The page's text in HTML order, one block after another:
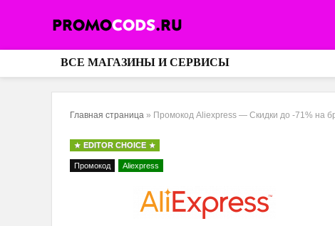
ВСЕ МАГАЗИНЫ И СЕРВИСЫ
Главная страница » Промокод Aliexpress — Скидки до -71% на
EDITOR CHOICE
Промокод Aliexpress